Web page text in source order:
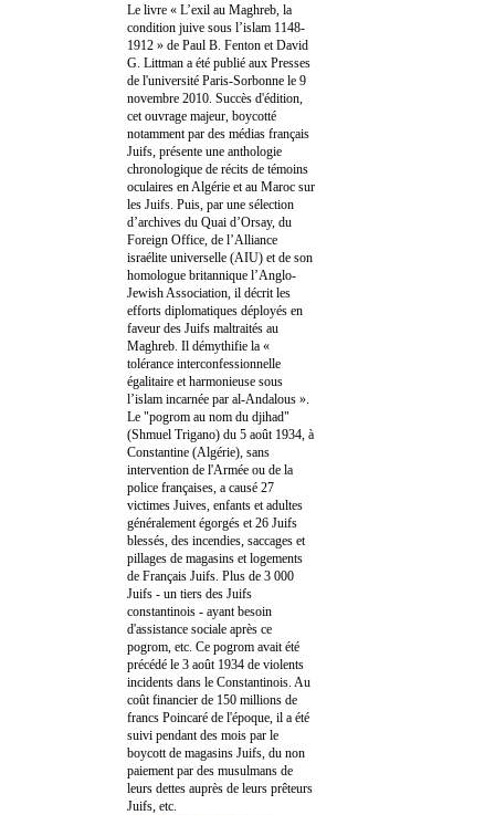
Le livre « L’exil au Maghreb, la
condition juive sous l’islam 1148-
1912 » de Paul B. Fenton et David
G. Littman a été publié aux Presses
de l'université Paris-Sorbonne le 9
novembre 2010. Succès d'édition,
cet ouvrage majeur, boycotté
notamment par des médias français
Juifs, présente une anthologie
chronologique de récits de témoins
oculaires en Algérie et au Maroc sur
les Juifs. Puis, par une sélection
d’archives du Quai d’Orsay, du
Foreign Office, de l’Alliance
israélite universelle (AIU) et de son
homologue britannique l’Anglo-
Jewish Association, il décrit les
efforts diplomatiques déployés en
faveur des Juifs maltraités au
Maghreb. Il démythifie la «
tolérance interconfessionnelle
égalitaire et harmonieuse sous
l’islam incarnée par al-Andalous ».
Le "pogrom au nom du djihad"
(Shmuel Trigano) du 5 août 1934, à
Constantine (Algérie), sans
intervention de l'Armée ou de la
police françaises, a causé 27
victimes Juives, enfants et adultes
généralement égorgés et 26 Juifs
blessés, des incendies, saccages et
pillages de magasins et logements
de Français Juifs. Plus de 3 000
Juifs - un tiers des Juifs
constantinois - ayant besoin
d'assistance sociale après ce
pogrom, etc. Ce pogrom avait été
précédé le 3 août 1934 de violents
incidents dans le Constantinois. Au
coût financier de 150 millions de
francs Poincaré de l'époque, il a été
suivi pendant des mois par le
boycott de magasins Juifs, du non
paiement par des musulmans de
leurs dettes auprès de leurs prêteurs
Juifs, etc.